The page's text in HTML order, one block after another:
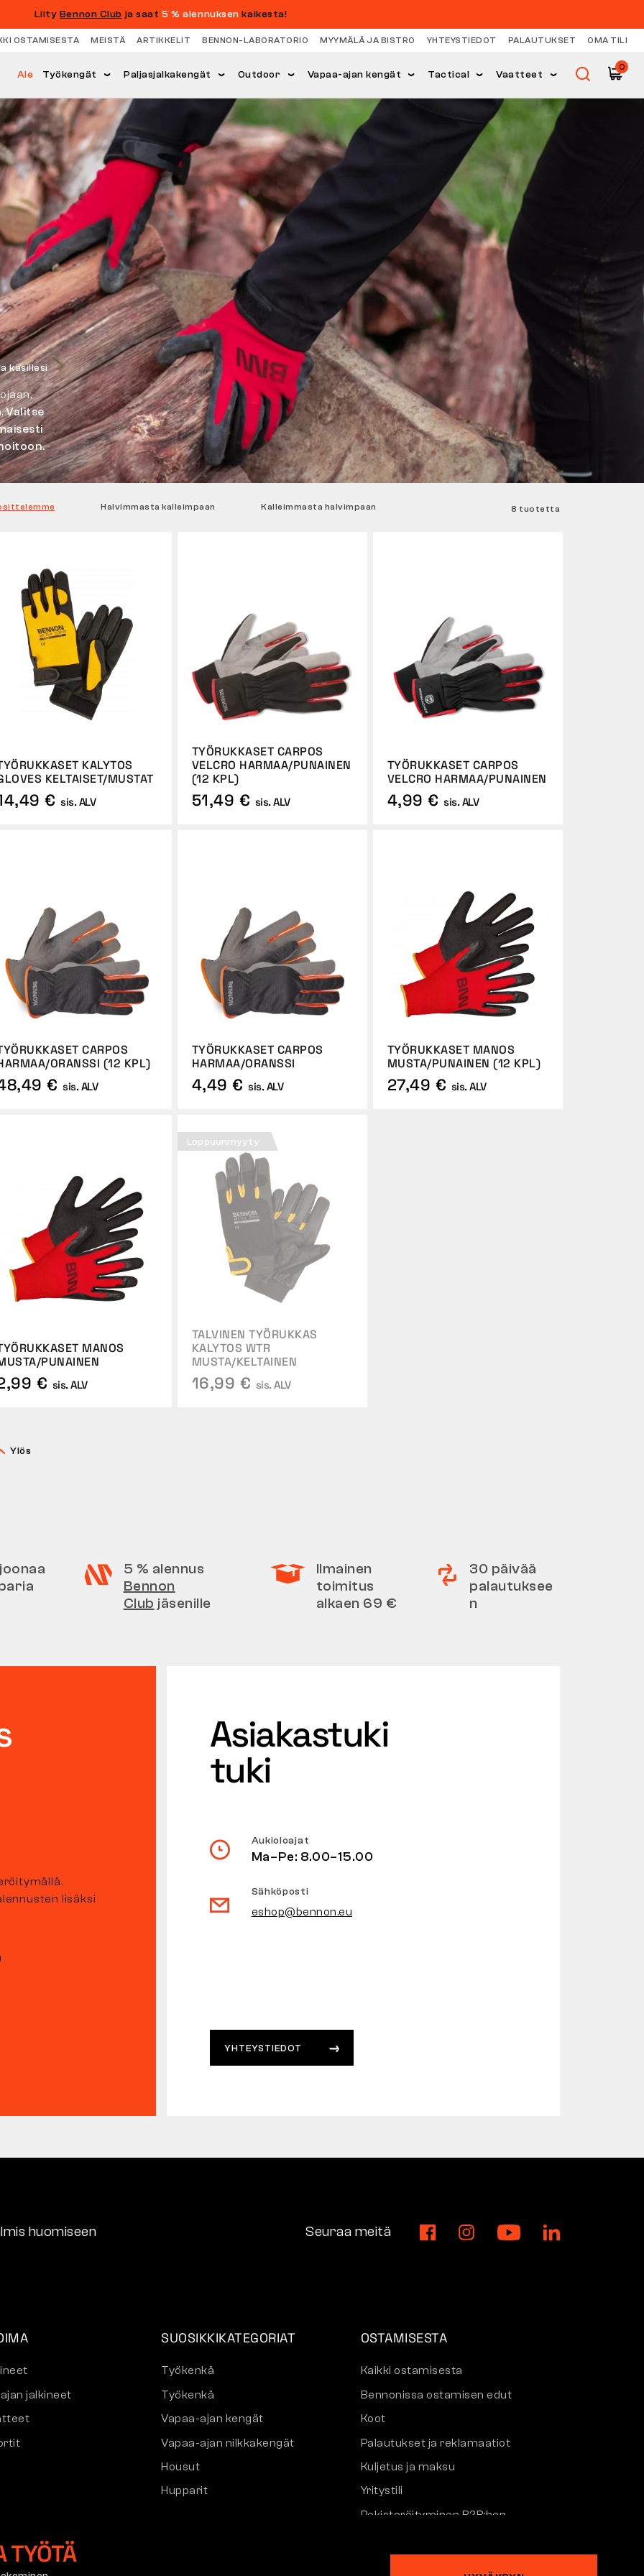
Liity Bennon Club ja saat5 % alennuksen kaikesta!
OSTAMISESTA MEISTÄ ARTIKKELIT BENNON-LABORATORIO MYYMÄLÄ JA BISTRO YHTEYSTIEDOT PALAUTUKSET OMA TILI
Ale Työkengät Paljasjalkakengät Outdoor Vapaa-ajan kengät Tactical Vaatteet
0
käsillesi
Valitse
8 tuotetta
Halvimmasta kalleimpaan Kalleimmasta halvimpaan
KALYTOS
KELTAISET/MUSTAT
€ sis. ALV
TYÖRUKKASET CARPOS
VELCRO HARMAA/PUNAINEN
(12 KPL)
51,49 € sis. ALV
TYÖRUKKASET CARPOS
VELCRO HARMAA/PUNAINEN
4,99 € sis. ALV
CARPOS
ORANSSI (12 KPL)
€ sis. ALV
TYÖRUKKASET CARPOS
HARMAA/ORANSSI
4,49 € sis. ALV
TYÖRUKKASET MANOS
MUSTA/PUNAINEN (12 KPL)
27,49 € sis. ALV
MANOS
PUNAINEN
€ sis. ALV
Loppuunmyyty
TALVINEN TYÖRUKKAS
KALYTOS WTR
MUSTA/KELTAINEN
16,99 € sis. ALV
Ylös
5 % alennus
Bennon
Club jäsenille
Ilmainen
toimitus
alkaen 69 €
30 päivää
palautuksee
n
lisäksi
Asiakastuki
tuki
Aukioloajat
Ma–Pe: 8.00–15.00
Sähköposti
eshop@bennon.eu
YHTEYSTIEDOT
huomiseen Seuraa meitä
jalkineet
SUOSIKKIKATEGORIAT
Työkenkä
Työkenkä
Vapaa-ajan kengät
Vapaa-ajan nilkkakengät
Housut
Hupparit
OSTAMISESTA
Kaikki ostamisesta
Bennonissa ostamisen edut
Koot
Palautukset ja reklamaatiot
Kuljetus ja maksu
Yritystili
Rekisteröityminen B2B:hen
TYÖTÄ